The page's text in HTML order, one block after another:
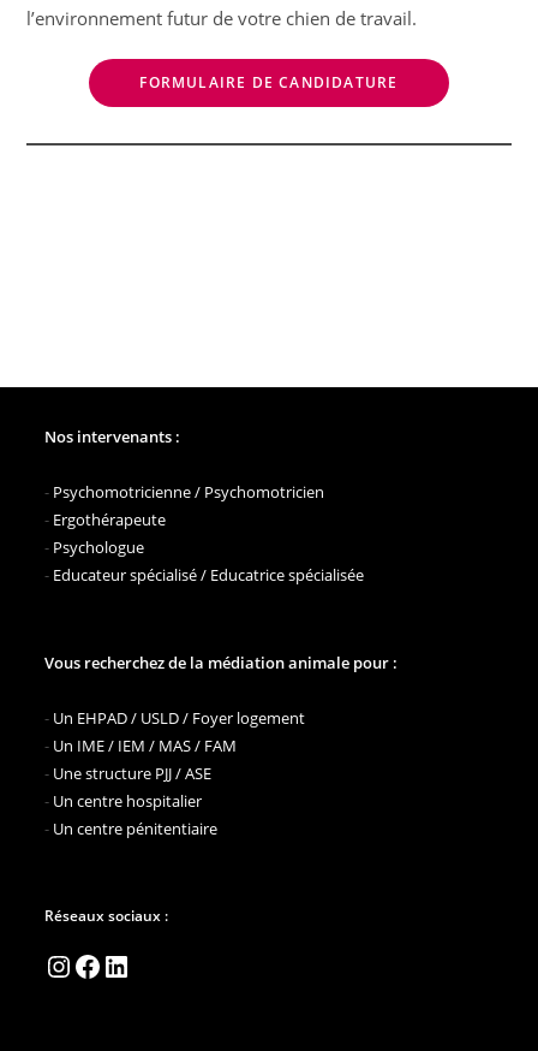
l’environnement futur de votre chien de travail.
FORMULAIRE DE CANDIDATURE
Nos intervenants :
- Psychomotricienne / Psychomotricien
- Ergothérapeute
- Psychologue
- Educateur spécialisé / Educatrice spécialisée
Vous recherchez de la médiation animale pour :
- Un EHPAD / USLD / Foyer logement
- Un IME / IEM / MAS / FAM
- Une structure PJJ / ASE
- Un centre hospitalier
- Un centre pénitentiaire
Réseaux sociaux :
Instagram
Facebook
LinkedIn